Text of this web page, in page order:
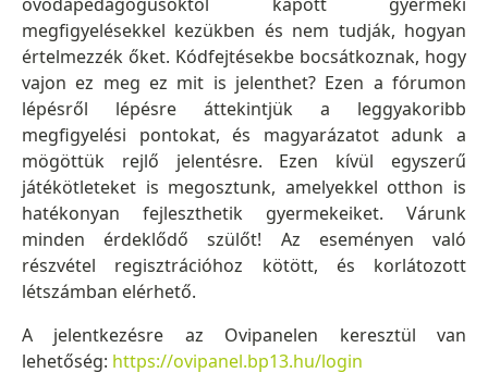
megfigyelésekkel kezükben és nem tudják, hogyan
értelmezzék őket. Kódfejtésekbe bocsátkoznak, hogy
vajon ez meg ez mit is jelenthet? Ezen a fórumon
lépésről lépésre áttekintjük a leggyakoribb
megfigyelési pontokat, és magyarázatot adunk a
mögöttük rejlő jelentésre. Ezen kívül egyszerű
játékötleteket is megosztunk, amelyekkel otthon is
hatékonyan fejleszthetik gyermekeiket. Várunk
minden érdeklődő szülőt! Az eseményen való
részvétel regisztrációhoz kötött, és korlátozott
létszámban elérhető.
A jelentkezésre az Ovipanelen keresztül van
lehetőség: https://ovipanel.bp13.hu/login